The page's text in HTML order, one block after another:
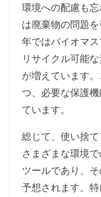
環境への配慮も
は廃棄物の問題
年ではバイオマス
リサイクル可能
が増えています
つ、必要な保護
ています。
総じて、使い捨て
さまざまな環境
ツールであり、
予想されます。